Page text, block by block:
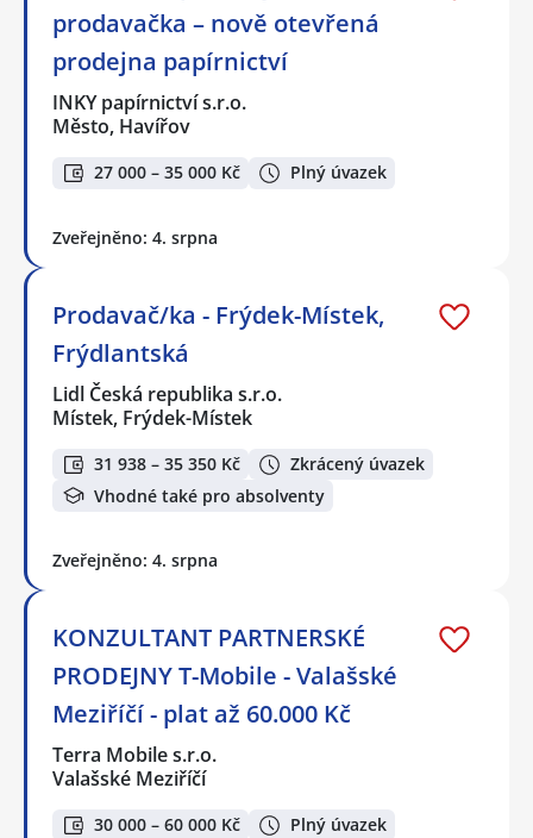
prodavačka – nově otevřená
prodejna papírnictví
INKY papírnictví s.r.o.
Město, Havířov
27 000 – 35 000 Kč Plný úvazek
Zveřejněno: 4. srpna
Prodavač/ka - Frýdek-Místek,
Frýdlantská
Lidl Česká republika s.r.o.
Místek, Frýdek-Místek
31 938 – 35 350 Kč
Zkrácený úvazek
Vhodné také pro absolventy
Zveřejněno: 4. srpna
KONZULTANT PARTNERSKÉ
PRODEJNY T-Mobile - Valašské
Meziříčí - plat až 60.000 Kč
Terra Mobile s.r.o.
Valašské Meziříčí
30 000 – 60 000 Kč Plný úvazek